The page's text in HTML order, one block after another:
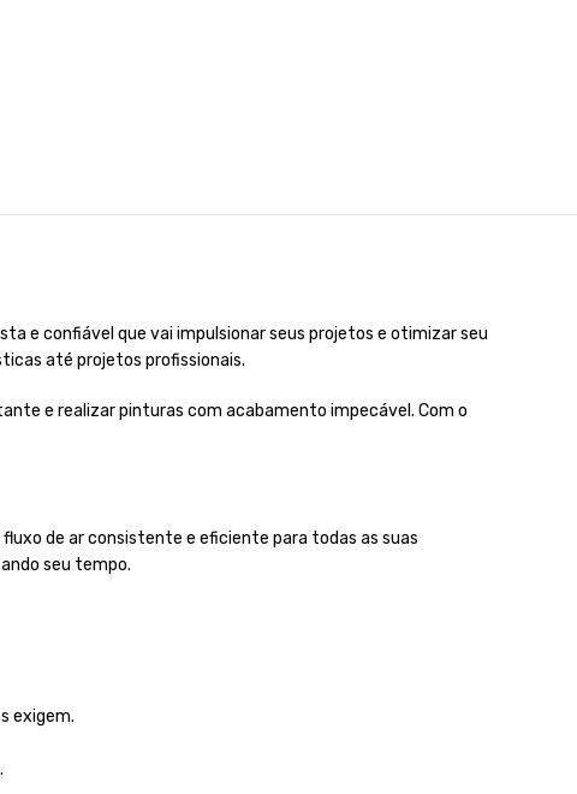
e confiável que vai impulsionar seus projetos e otimizar seu
até projetos profissionais.
e realizar pinturas com acabamento impecável. Com o
de ar consistente e eficiente para todas as suas
seu tempo.
exigem.